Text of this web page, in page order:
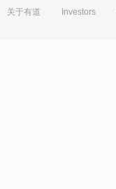
关于有道 Investors